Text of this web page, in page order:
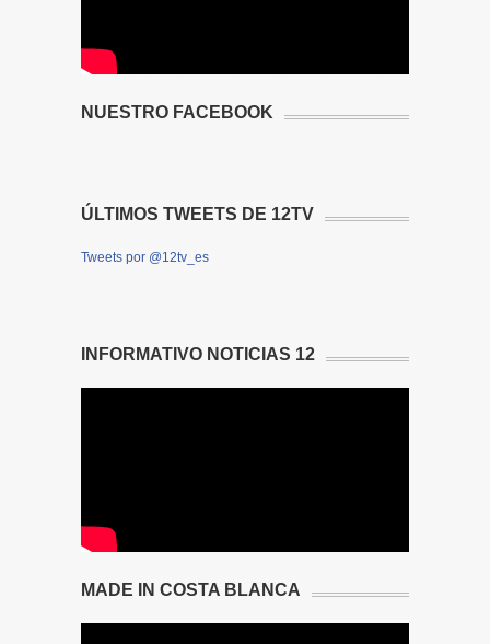
NUESTRO FACEBOOK
ÚLTIMOS TWEETS DE 12TV
Tweets por @12tv_es
INFORMATIVO NOTICIAS 12
MADE IN COSTA BLANCA